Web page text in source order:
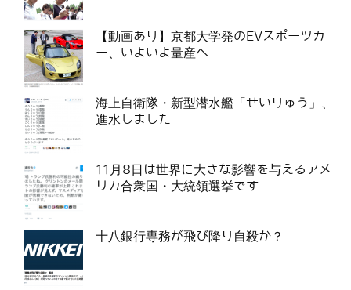
【動画あり】京都大学発のEVスポーツカ
ー、いよいよ量産へ
海上自衛隊・新型潜水艦「せいりゅう」、
進水しました
11月8日は世界に大きな影響を与えるアメ
リカ合衆国・大統領選挙です
十八銀行専務が飛び降り自殺か？